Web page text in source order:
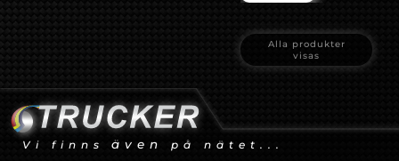
Alla produkter
visas
Vi finns även på nätet...